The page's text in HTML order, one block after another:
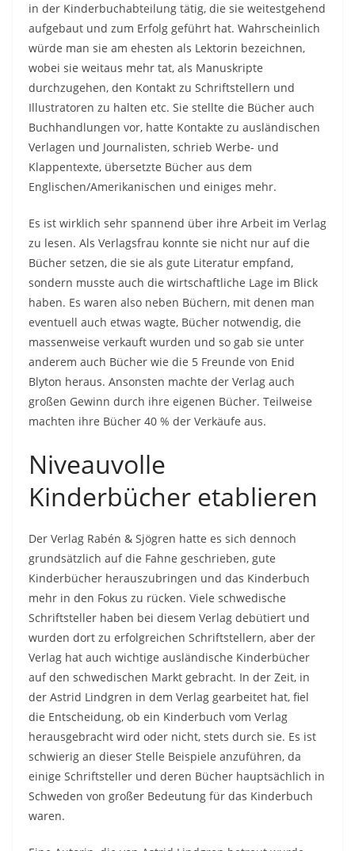
in der Kinderbuchabteilung tätig, die sie weitestgehend
aufgebaut und zum Erfolg geführt hat. Wahrscheinlich
würde man sie am ehesten als Lektorin bezeichnen,
wobei sie weitaus mehr tat, als Manuskripte
durchzugehen, den Kontakt zu Schriftstellern und
Illustratoren zu halten etc. Sie stellte die Bücher auch
Buchhandlungen vor, hatte Kontakte zu ausländischen
Verlagen und Journalisten, schrieb Werbe- und
Klappentexte, übersetzte Bücher aus dem
Englischen/Amerikanischen und einiges mehr.
Es ist wirklich sehr spannend über ihre Arbeit im Verlag
zu lesen. Als Verlagsfrau konnte sie nicht nur auf die
Bücher setzen, die sie als gute Literatur empfand,
sondern musste auch die wirtschaftliche Lage im Blick
haben. Es waren also neben Büchern, mit denen man
eventuell auch etwas wagte, Bücher notwendig, die
massenweise verkauft wurden und so gab sie unter
anderem auch Bücher wie die 5 Freunde von Enid
Blyton heraus. Ansonsten machte der Verlag auch
großen Gewinn durch ihre eigenen Bücher. Teilweise
machten ihre Bücher 40 % der Verkäufe aus.
Niveauvolle
Kinderbücher etablieren
Der Verlag Rabén & Sjögren hatte es sich dennoch
grundsätzlich auf die Fahne geschrieben, gute
Kinderbücher herauszubringen und das Kinderbuch
mehr in den Fokus zu rücken. Viele schwedische
Schriftsteller haben bei diesem Verlag debütiert und
wurden dort zu erfolgreichen Schriftstellern, aber der
Verlag hat auch wichtige ausländische Kinderbücher
auf den schwedischen Markt gebracht. In der Zeit, in
der Astrid Lindgren in dem Verlag gearbeitet hat, fiel
die Entscheidung, ob ein Kinderbuch vom Verlag
herausgebracht wird oder nicht, stets durch sie. Es ist
schwierig an dieser Stelle Beispiele anzuführen, da
einige Schriftsteller und deren Bücher hauptsächlich in
Schweden von großer Bedeutung für das Kinderbuch
waren.